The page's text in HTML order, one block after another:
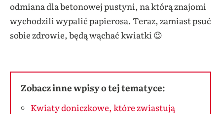
odmiana dla betonowej pustyni, na którą znajomi
wychodzili wypalić papierosa. Teraz, zamiast psuć
sobie zdrowie, będą wąchać kwiatki 😉
Zobacz inne wpisy o tej tematyce:
Kwiaty doniczkowe, które zwiastują